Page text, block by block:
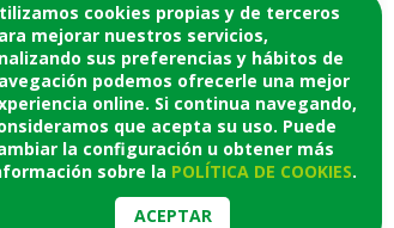
cookies propias y de terceros
mejorar nuestros servicios,
sus preferencias y hábitos de
podemos ofrecerle una mejor
online. Si continua navegando,
que acepta su uso. Puede
la configuración u obtener más
sobre la POLÍTICA DE COOKIES.
ACEPTAR